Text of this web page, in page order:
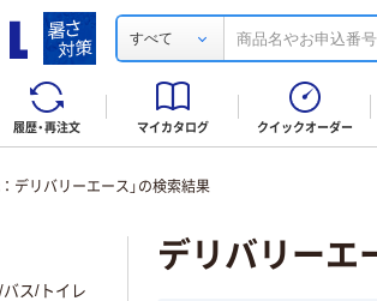
すべて
履歴・再注文 マイカタログ クイックオーダー
：デリバリーエース」の検索結果
デリバリーエ
ス/トイレ